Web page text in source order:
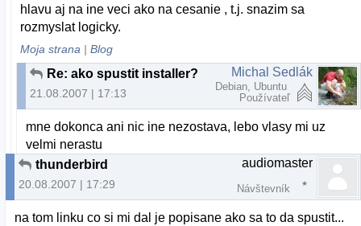
hlavu aj na ine veci ako na cesanie , t.j. snazim sa
rozmyslat logicky.
Moja strana |Blog
Re: ako spustit installer?
21.08.2007 | 17:13
Michal Sedlák
Debian, Ubuntu
Používateľ
mne dokonca ani nic ine nezostava, lebo vlasy mi uz
velmi nerastu
thunderbird
20.08.2007 | 17:29
audiomaster
Návštevník
na tom linku co si mi dal je popisane ako sa to da spustit...